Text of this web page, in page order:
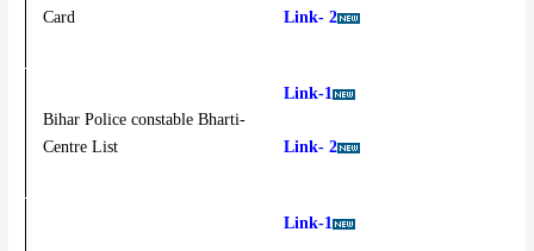
Card
Link- 2
Bihar Police constable Bharti-
Centre List
Link-1
Link- 2
Link-1